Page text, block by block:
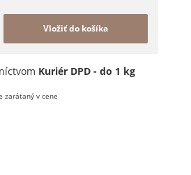
Vložiť do košíka
Kuriér DPD - do 1 kg
zarátaný v cene